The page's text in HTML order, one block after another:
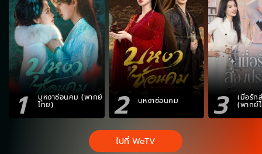
1 บุหงาซ่อนคม (พากย์
ไทย) 2 บุหงาซ่อนคม 3 เมื่อรัก
(พากย์
ไปที่ WeTV